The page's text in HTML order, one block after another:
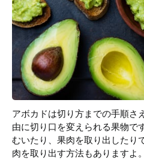
アボカドは切り方までの手順さ
由に切り口を変えられる果物で
むいたり、果肉を取り出したり
肉を取り出す方法もありますよ。